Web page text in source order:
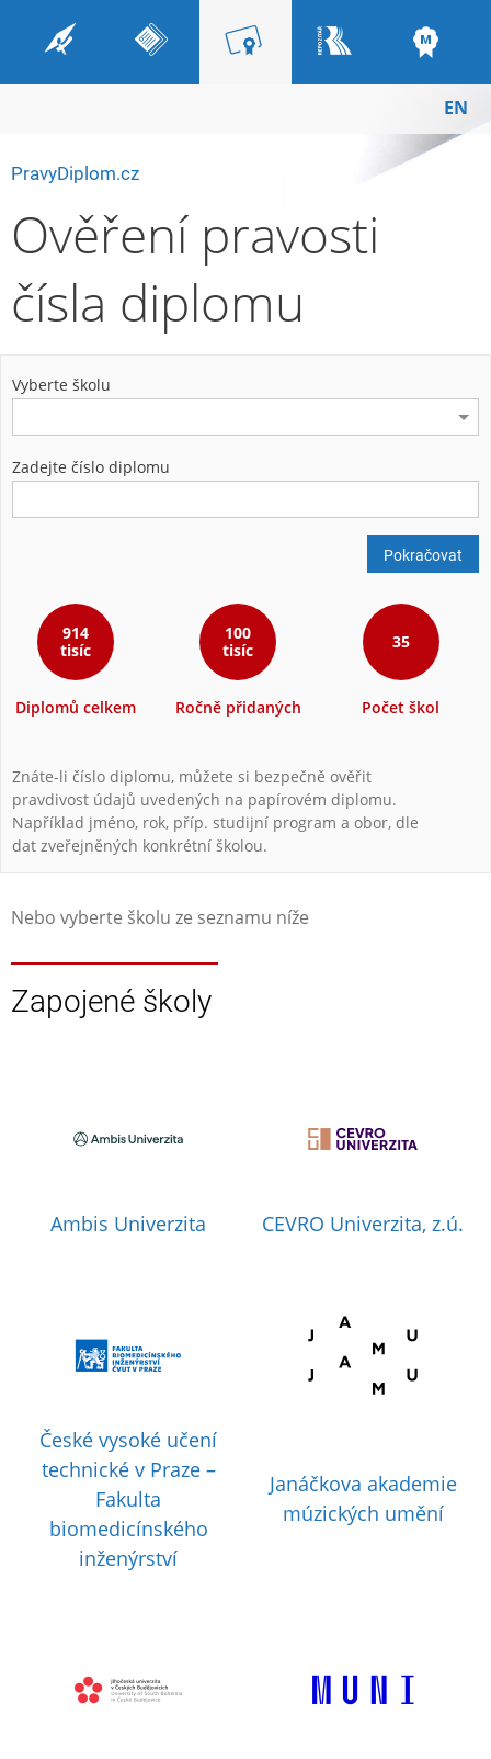
EN
PravyDiplom.cz
Ověření pravosti
čísla diplomu
Vyberte školu
Zadejte číslo diplomu
Pokračovat
914
tisíc
Diplomů celkem
100
tisíc
Ročně přidaných
35
Počet škol
Znáte-li číslo diplomu, můžete si bezpečně ověřit
pravdivost údajů uvedených na papírovém diplomu.
Například jméno, rok, příp. studijní program a obor, dle
dat zveřejněných konkrétní školou.
Nebo vyberte školu ze seznamu níže
Zapojené školy
Ambis Univerzita CEVRO Univerzita, z.ú.
České vysoké učení
technické v Praze –
Fakulta
biomedicínského
inženýrství
Janáčkova akademie
múzických umění